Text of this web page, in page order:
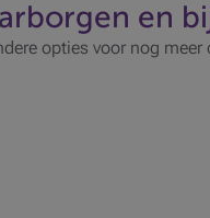
en
opties voor nog